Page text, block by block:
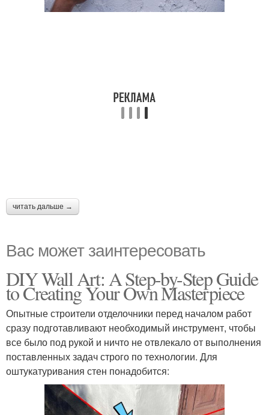
читать дальше →
Вас может заинтересовать
DIY Wall Art: A Step-by-Step Guide
to Creating Your Own Masterpiece
Опытные строители отделочники перед началом работ
сразу подготавливают необходимый инструмент, чтобы
все было под рукой и ничто не отвлекало от выполнения
поставленных задач строго по технологии. Для
оштукатуривания стен понадобится: